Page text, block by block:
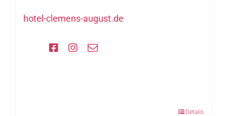
hotel-clemens-august.de
Details